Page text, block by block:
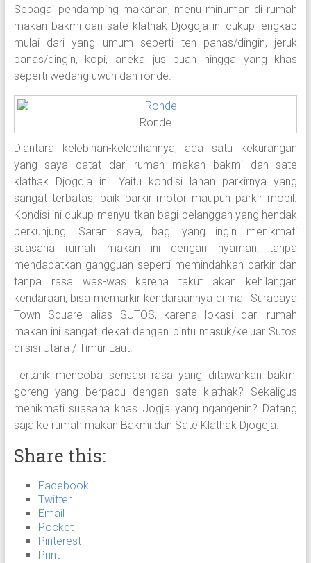
Sebagai pendamping makanan, menu minuman di rumah
makan bakmi dan sate klathak Djogdja ini cukup lengkap
mulai dari yang umum seperti teh panas/dingin, jeruk
panas/dingin, kopi, aneka jus buah hingga yang khas
seperti wedang uwuh dan ronde.
Ronde
Diantara kelebihan-kelebihannya, ada satu kekurangan
yang saya catat dari rumah makan bakmi dan sate
klathak Djogdja ini. Yaitu kondisi lahan parkirnya yang
sangat terbatas, baik parkir motor maupun parkir mobil.
Kondisi ini cukup menyulitkan bagi pelanggan yang hendak
berkunjung. Saran saya, bagi yang ingin menikmati
suasana rumah makan ini dengan nyaman, tanpa
mendapatkan gangguan seperti memindahkan parkir dan
tanpa rasa was-was karena takut akan kehilangan
kendaraan, bisa memarkir kendaraannya di mall Surabaya
Town Square alias SUTOS, karena lokasi dari rumah
makan ini sangat dekat dengan pintu masuk/keluar Sutos
di sisi Utara / Timur Laut.
Tertarik mencoba sensasi rasa yang ditawarkan bakmi
goreng yang berpadu dengan sate klathak? Sekaligus
menikmati suasana khas Jogja yang ngangenin? Datang
saja ke rumah makan Bakmi dan Sate Klathak Djogdja.
Share this:
Facebook
Twitter
Email
Pocket
Pinterest
Print